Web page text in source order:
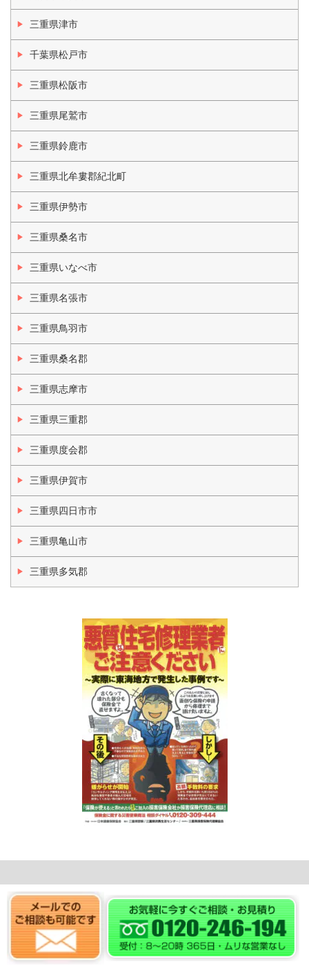
三重県津市
千葉県松戸市
三重県松阪市
三重県尾鷲市
三重県鈴鹿市
三重県北牟婁郡紀北町
三重県伊勢市
三重県桑名市
三重県いなべ市
三重県名張市
三重県鳥羽市
三重県桑名郡
三重県志摩市
三重県三重郡
三重県度会郡
三重県伊賀市
三重県四日市市
三重県亀山市
三重県多気郡